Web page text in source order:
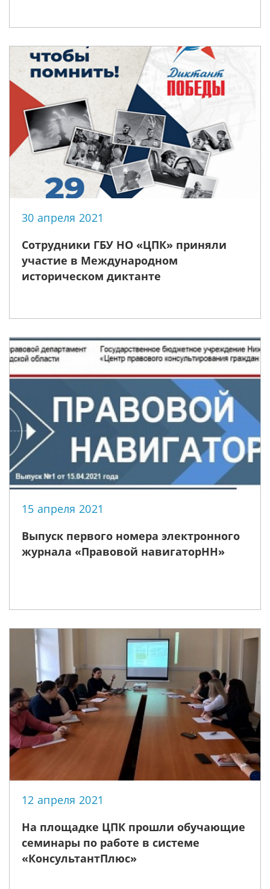
30 апреля 2021
Сотрудники ГБУ НО «ЦПК» приняли
участие в Международном
историческом диктанте
15 апреля 2021
Выпуск первого номера электронного
журнала «Правовой навигаторНН»
12 апреля 2021
На площадке ЦПК прошли обучающие
семинары по работе в системе
«КонсультантПлюс»